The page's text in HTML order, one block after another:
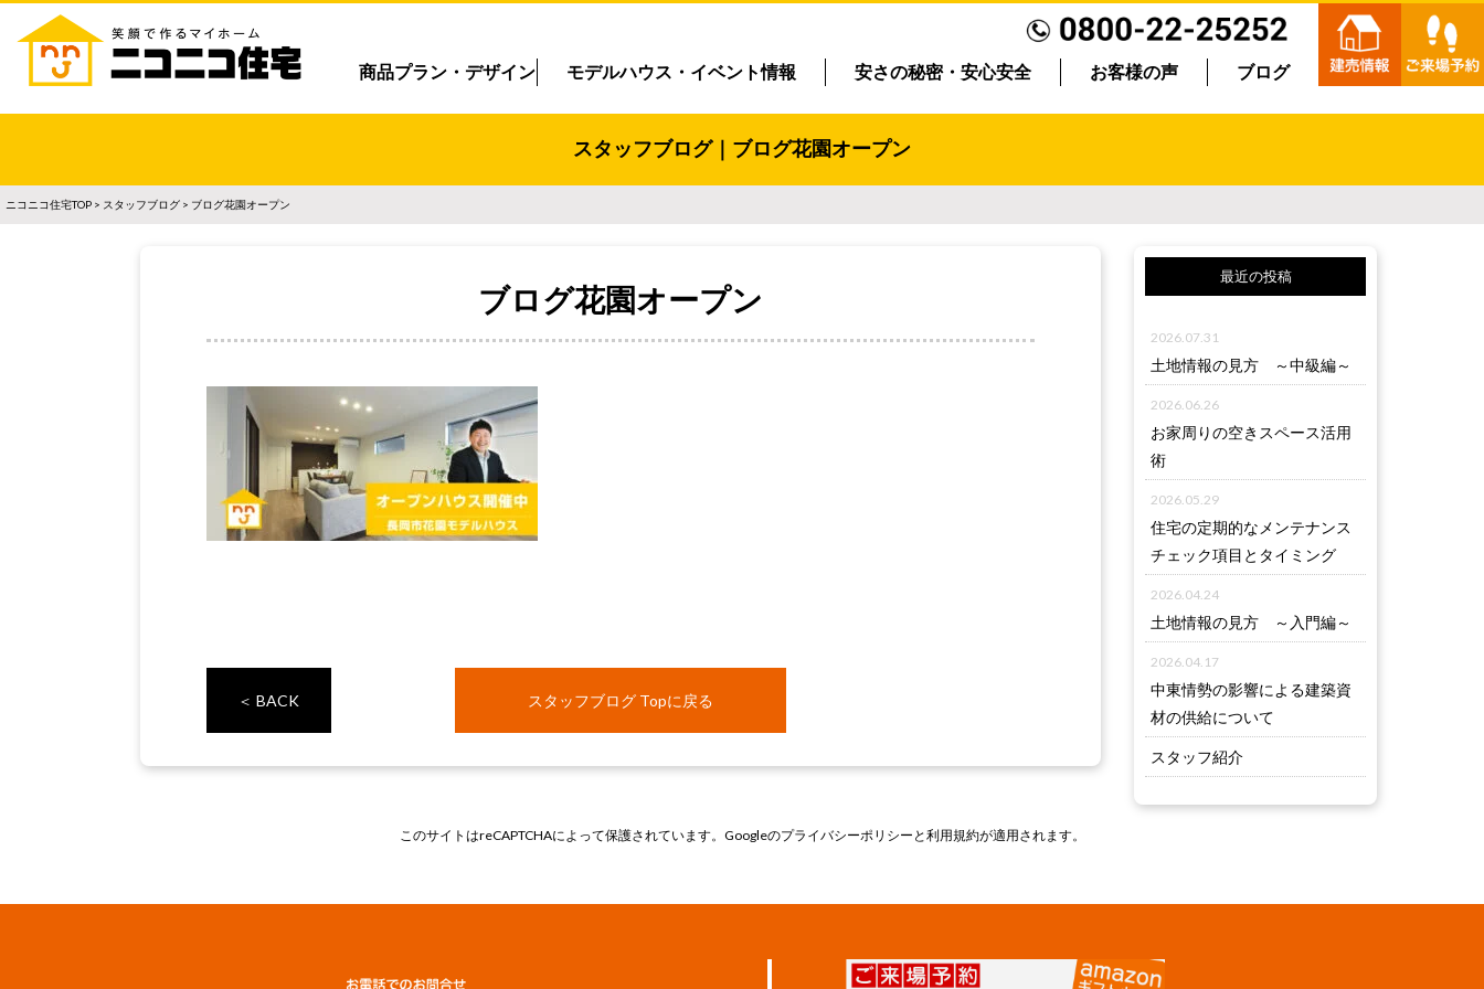
商品プラン・デザイン モデルハウス・イベント情報 安さの秘密・安心安全 お客様の声 ブログ
スタッフブログ｜ブログ花園オープン
ニコニコ住宅TOP > スタッフブログ > ブログ花園オープン
ブログ花園オープン
＜ BACK スタッフブログ Topに戻る
最近の投稿
2026.07.31
土地情報の見方 ～中級編～
2026.06.26
お家周りの空きスペース活用
術
2026.05.29
住宅の定期的なメンテナンス
チェック項目とタイミング
2026.04.24
土地情報の見方 ～入門編～
2026.04.17
中東情勢の影響による建築資
材の供給について
スタッフ紹介
このサイトはreCAPTCHAによって保護されています。Googleのプライバシーポリシー と利用規約が適用されます。